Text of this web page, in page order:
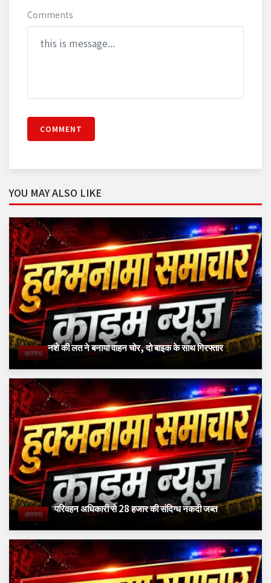
Comments
COMMENT
YOU MAY ALSO LIKE
अपराध नशे की लत ने बनाया वाहन चोर, दो बाइक के साथ गिरफ्तार
अपराध परिवहन अधिकारी से 28 हजार की संदिग्ध नकदी जब्त